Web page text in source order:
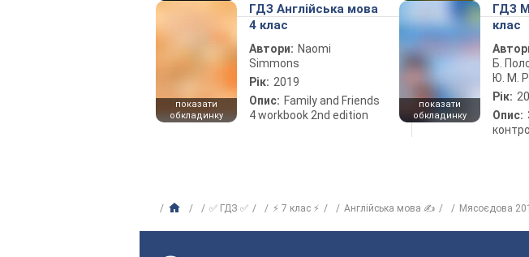
показати
обкладинку
ГДЗ Англійська мова
4 клас
Автори: Naomi
Simmons
Рік: 2019
Опис: Family and Friends
4 workbook 2nd edition
показати
обкладинку
ГДЗ
клас
Б.
Ю. М.
Рік:
Опис:
✅ ГДЗ ✅ ⚡ 7 клас ⚡ Англійська мова ✍ Мясоєдова